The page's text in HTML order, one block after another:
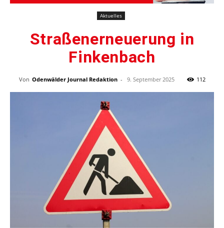
Aktuelles
Straßenerneuerung in
Finkenbach
Von Odenwälder Journal Redaktion - 9. September 2025 112